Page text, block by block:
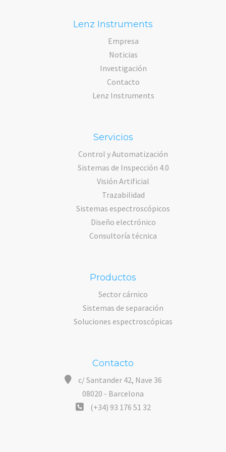
Lenz Instruments
Empresa
Noticias
Investigación
Contacto
Lenz Instruments
Servicios
Control y Automatización
Sistemas de Inspección 4.0
Visión Artificial
Trazabilidad
Sistemas espectroscópicos
Diseño electrónico
Consultoría técnica
Productos
Sector cárnico
Sistemas de separación
Soluciones espectroscópicas
Contacto
c/ Santander 42, Nave 36
08020 - Barcelona
(+34) 93 176 51 32